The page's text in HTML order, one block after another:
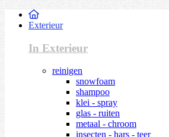
Exterieur
In Exterieur
reinigen
snowfoam
shampoo
klei - spray
glas - ruiten
metaal - chroom
insecten - hars - teer